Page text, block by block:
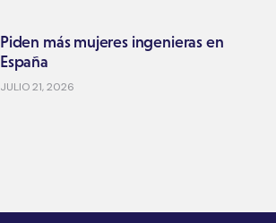
Piden más mujeres ingenieras en
España
JULIO 21, 2026